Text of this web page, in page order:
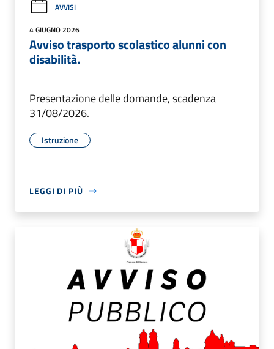
AVVISI
4 GIUGNO 2026
Avviso trasporto scolastico alunni con
disabilità.
Presentazione delle domande, scadenza
31/08/2026.
Istruzione
LEGGI DI PIÙ